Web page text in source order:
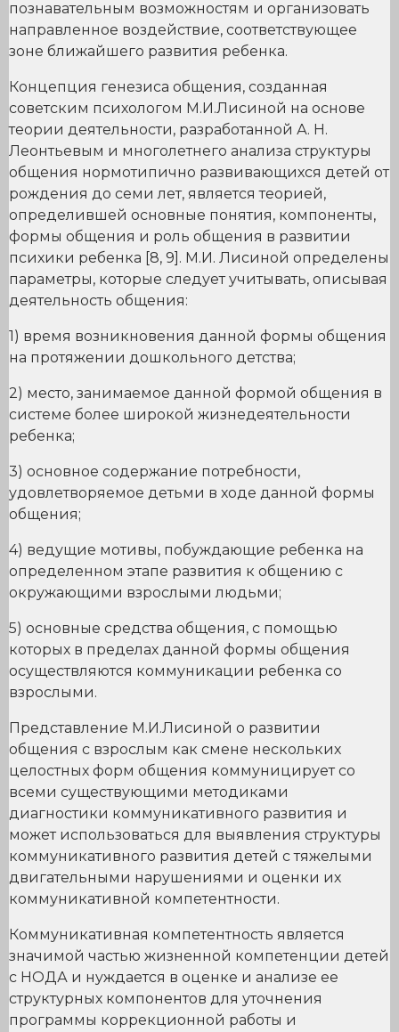
познавательным возможностям и организовать
направленное воздействие, соответствующее
зоне ближайшего развития ребенка.
Концепция генезиса общения, созданная
советским психологом М.И.Лисиной на основе
теории деятельности, разработанной А. Н.
Леонтьевым и многолетнего анализа структуры
общения нормотипично развивающихся детей от
рождения до семи лет, является теорией,
определившей основные понятия, компоненты,
формы общения и роль общения в развитии
психики ребенка [8, 9]. М.И. Лисиной определены
параметры, которые следует учитывать, описывая
деятельность общения:
1) время возникновения данной формы общения
на протяжении дошкольного детства;
2) место, занимаемое данной формой общения в
системе более широкой жизнедеятельности
ребенка;
3) основное содержание потребности,
удовлетворяемое детьми в ходе данной формы
общения;
4) ведущие мотивы, побуждающие ребенка на
определенном этапе развития к общению с
окружающими взрослыми людьми;
5) основные средства общения, с помощью
которых в пределах данной формы общения
осуществляются коммуникации ребенка со
взрослыми.
Представление М.И.Лисиной о развитии
общения с взрослым как смене нескольких
целостных форм общения коммуницирует со
всеми существующими методиками
диагностики коммуникативного развития и
может использоваться для выявления структуры
коммуникативного развития детей с тяжелыми
двигательными нарушениями и оценки их
коммуникативной компетентности.
Коммуникативная компетентность является
значимой частью жизненной компетенции детей
с НОДА и нуждается в оценке и анализе ее
структурных компонентов для уточнения
программы коррекционной работы и